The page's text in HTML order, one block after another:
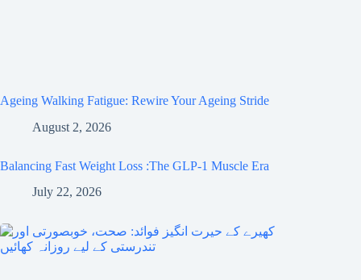
Ageing Walking Fatigue: Rewire Your Ageing Stride
August 2, 2026
Balancing Fast Weight Loss :The GLP-1 Muscle Era
July 22, 2026